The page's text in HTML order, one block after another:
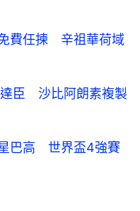
費任揀 辛祖華荷域
臣 沙比阿朗素複製
巴高 世界盃4強賽